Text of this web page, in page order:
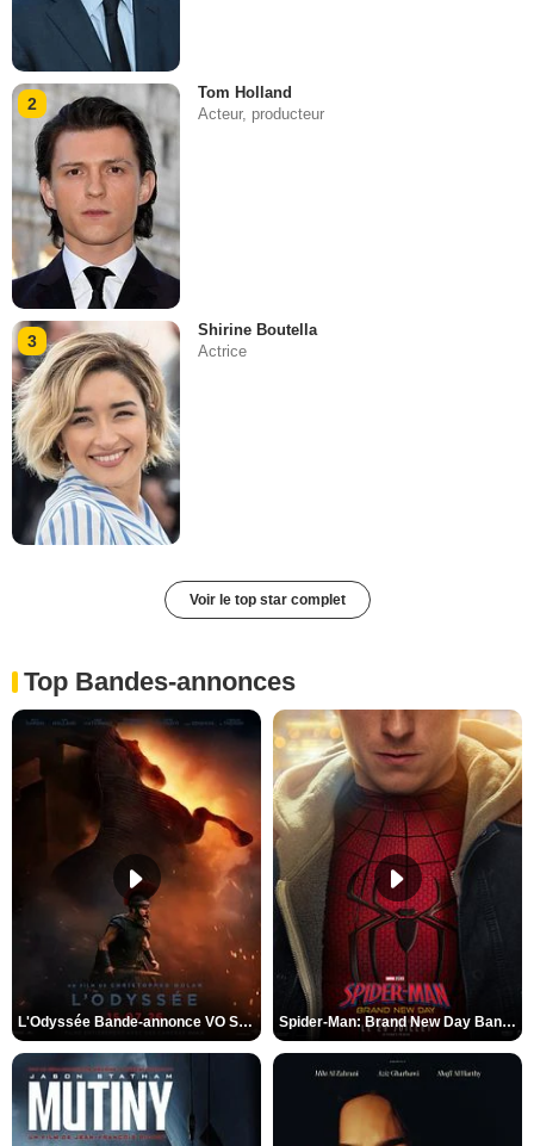
2
Tom Holland
Acteur, producteur
3
Shirine Boutella
Actrice
Voir le top star complet
Top Bandes-annonces
L'Odyssée Bande-annonce VO STFR Spider-Man: Brand New Day Bande-annonce VO STFR